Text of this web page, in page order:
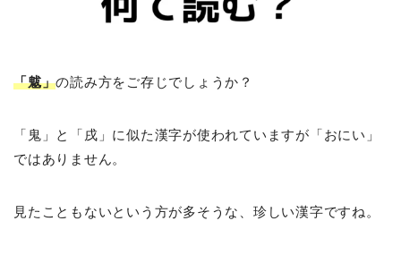
「魃」の読み方をご存じでしょうか？
「鬼」と「戌」に似た漢字が使われていますが「おにい」
ではありません。
見たこともないという方が多そうな、珍しい漢字ですね。